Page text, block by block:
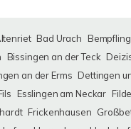
Bad Urach
Bissingen an der Teck
an der Erms Dettingen
Esslingen am Neckar
Frickenhausen